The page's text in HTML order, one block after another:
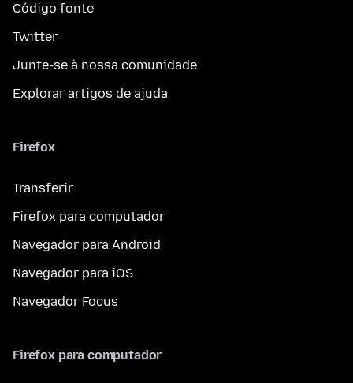
Código fonte
Twitter
Junte-se à nossa comunidade
Explorar artigos de ajuda
Firefox
Transferir
Firefox para computador
Navegador para Android
Navegador para iOS
Navegador Focus
Firefox para computador